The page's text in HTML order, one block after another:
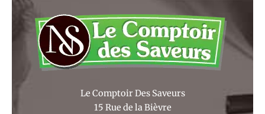
Le Comptoir Des Saveurs
15 Rue de la Bièvre